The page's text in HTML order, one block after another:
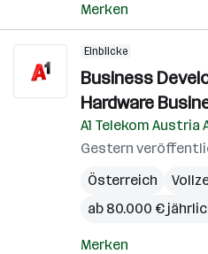
Merken
Einblicke
Business
Hardware
A1 Telekom Austria
Gestern
Österreich
ab 80.000 €
Merken